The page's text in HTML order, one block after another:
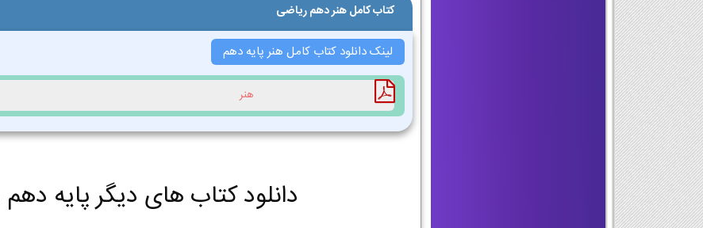
کتاب کامل هنر دهم ریاضی
لینک دانلود کتاب کامل هنر پایه دهم
هنر
دانلود کتاب های دیگر پایه